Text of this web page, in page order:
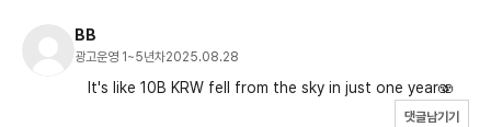
BB
광고운영 1~5년차2025.08.28
It's like 10B KRW fell from the sky in just one year🫨
댓글남기기